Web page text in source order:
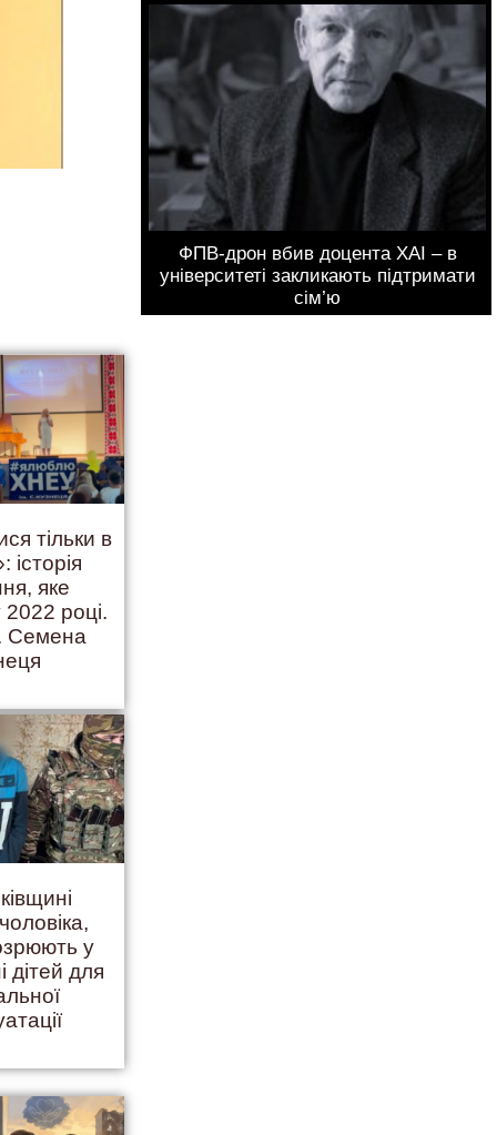
тільки в
історія
яке
році.
Семена
у
дітей для
ФПВ-дрон вбив доцента ХАІ – в
університеті закликають підтримати
сім’ю